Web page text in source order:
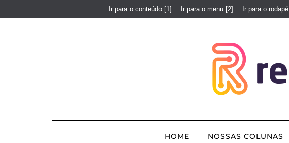
Ir para o conteúdo [1] Ir para o menu [2] Ir para o rodapé
HOME NOSSAS COLUNAS